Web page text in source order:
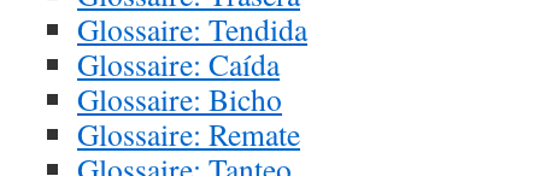
Glossaire: Tendida
Glossaire: Caída
Glossaire: Bicho
Glossaire: Remate